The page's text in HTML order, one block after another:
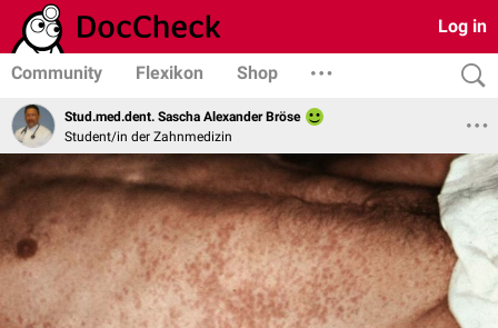
Log in
Community Flexikon Shop
Stud.med.dent. Sascha Alexander Bröse
Student/in der Zahnmedizin